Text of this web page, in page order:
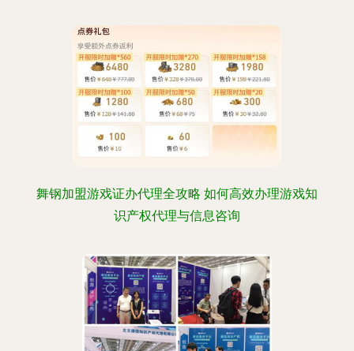
舞钢加盟游戏证办代理全攻略 如何高效办理游戏知
识产权代理与信息咨询